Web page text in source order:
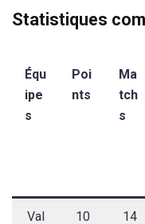
Statistiques
Équ
ipe
s
Poi
nts
Ma
tch
s
Val 10 14